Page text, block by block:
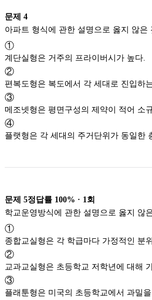
문제 4
아파트 형식에 관한 설명으로 옳지 않은
①
계단실형은 거주의 프라이버시가 높다.
②
편복도형은 복도에서 각 세대로 진입하
③
④
문제 5정답률 100% · 1 회
학교운영방식에 관한 설명으로 옳지 않
①
②
③